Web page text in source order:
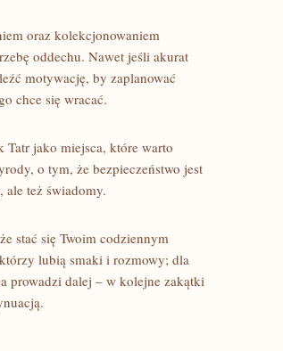
oraz kolekcjonowaniem
oddechu. Nawet jeśli akurat
motywację, by zaplanować
chce się wracać.
Tatr jako miejsca, które warto
o tym, że bezpieczeństwo jest
ale też świadomy.
stać się Twoim codziennym
lubią smaki i rozmowy; dla
prowadzi dalej – w kolejne zakątki